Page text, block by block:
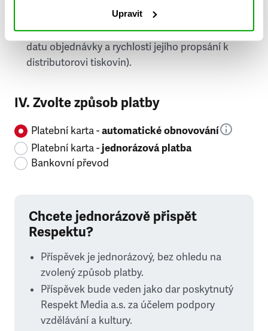
Upravit
první vydání ve vaší schránce se můžete těšit
příští, nejpozději přespříští týden (v závislosti na
datu objednávky a rychlosti jejího propsání k
distributorovi tiskovin).
IV. Zvolte způsob platby
Platební karta -automatické obnovování
Platební karta -jednorázová platba
Bankovní převod
Chcete jednorázově přispět
Respektu?
Příspěvek je jednorázový, bez ohledu na
zvolený způsob platby.
Příspěvek bude veden jako dar poskytnutý
Respekt Media a.s. za účelem podpory
vzdělávání a kultury.